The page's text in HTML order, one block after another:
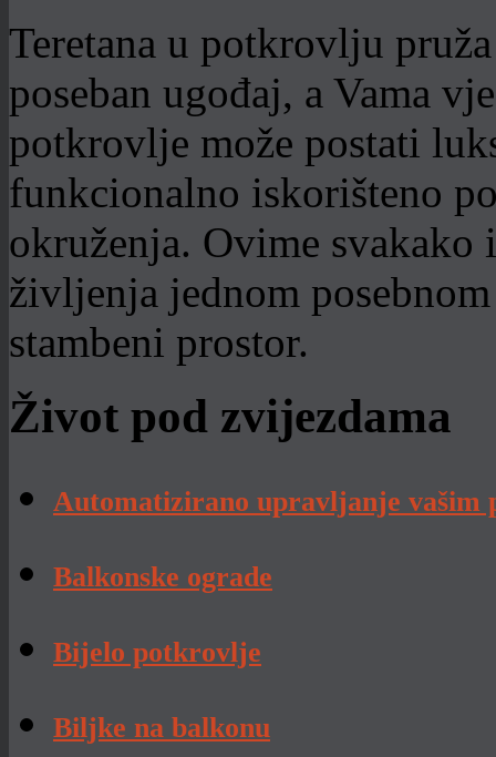
Teretana u potkrovlju
poseban ugođaj, a Vama
potkrovlje može postati
funkcionalno iskorišteno
okruženja. Ovime
življenja jednom
stambeni prostor.
Život pod zvijezdama
Automatizirano upravljanje vašim
Balkonske ograde
Bijelo potkrovlje
Biljke na balkonu